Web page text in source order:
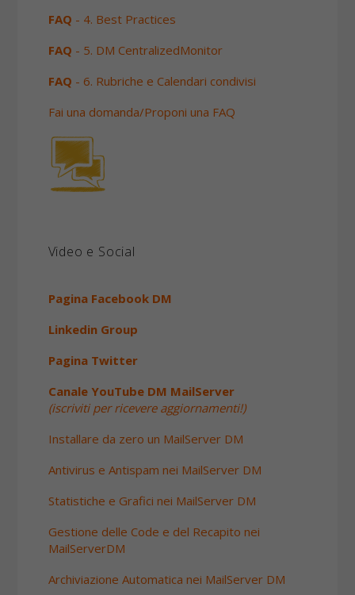
FAQ - 4. Best Practices
FAQ - 5. DM CentralizedMonitor
FAQ - 6. Rubriche e Calendari condivisi
Fai una domanda/Proponi una FAQ
Video e Social
Pagina Facebook DM
Linkedin Group
Pagina Twitter
Canale YouTube DM MailServer
(iscriviti per ricevere aggiornamenti!)
Installare da zero un MailServer DM
Antivirus e Antispam nei MailServer DM
Statistiche e Grafici nei MailServer DM
Gestione delle Code e del Recapito nei
MailServerDM
Archiviazione Automatica nei MailServer DM